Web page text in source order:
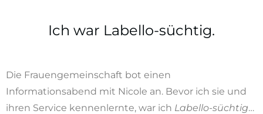
Ich war Labello-süchtig.
Die Frauengemeinschaft bot einen
Informationsabend mit Nicole an. Bevor ich sie und
ihren Service kennenlernte, war ich Labello-süchtig…